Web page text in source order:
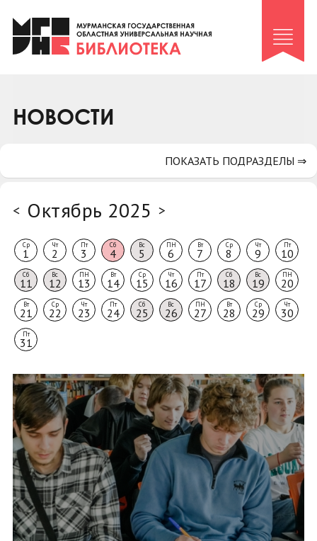
Клуб «Гиря и сельдерей»
Клуб «Семейный архив»
Коллегам
НОВОСТИ
< Октябрь 2025 >
Ср
1
Чт
2
Пт
3
Сб
4
Вс
5
ПН
6
Вт
7
Ср
8
Чт
9
Пт
10
Сб
11
Вс
12
ПН
13
Вт
14
Ср
15
Чт
16
Пт
17
Сб
18
Вс
19
ПН
20
Вт
21
Ср
22
Чт
23
Пт
24
Сб
25
Вс
26
ПН
27
Вт
28
Ср
29
Чт
30
Пт
31
ПОКАЗАТЬ ПОДРАЗДЕЛЫ ⇒